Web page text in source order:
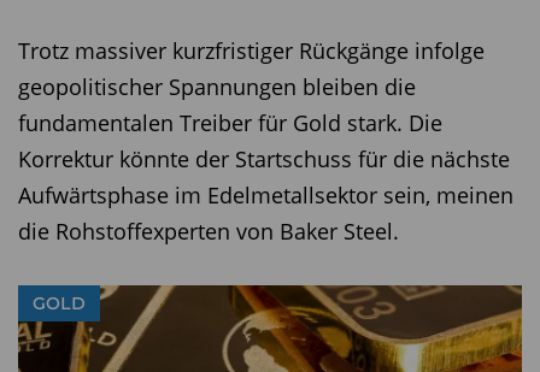
Trotz massiver kurzfristiger Rückgänge infolge
geopolitischer Spannungen bleiben die
fundamentalen Treiber für Gold stark. Die
Korrektur könnte der Startschuss für die nächste
Aufwärtsphase im Edelmetallsektor sein, meinen
die Rohstoffexperten von Baker Steel.
GOLD